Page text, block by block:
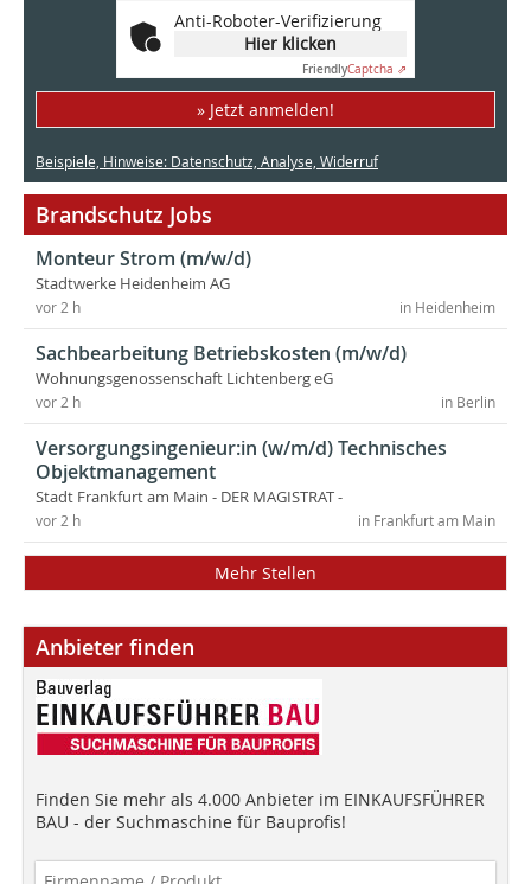
Anti-Roboter-Verifizierung
Hier klicken
FriendlyCaptcha ⇗
» Jetzt anmelden!
Beispiele, Hinweise: Datenschutz, Analyse, Widerruf
Brandschutz Jobs
Monteur Strom (m/w/d)
Stadtwerke Heidenheim AG
in Heidenheim
vor 2 h
Sachbearbeitung Betriebskosten (m/w/d)
Wohnungsgenossenschaft Lichtenberg eG
in Berlin
vor 2 h
Versorgungsingenieur:in (w/m/d) Technisches
Objektmanagement
Stadt Frankfurt am Main - DER MAGISTRAT -
in Frankfurt am Main
vor 2 h
Mehr Stellen
Anbieter finden
Finden Sie mehr als 4.000 Anbieter im EINKAUFSFÜHRER
BAU - der Suchmaschine für Bauprofis!